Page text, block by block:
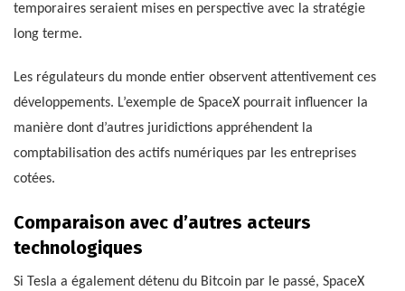
temporaires seraient mises en perspective avec la stratégie
long terme.
Les régulateurs du monde entier observent attentivement ces
développements. L’exemple de SpaceX pourrait influencer la
manière dont d’autres juridictions appréhendent la
comptabilisation des actifs numériques par les entreprises
cotées.
Comparaison avec d’autres acteurs
technologiques
Si Tesla a également détenu du Bitcoin par le passé, SpaceX